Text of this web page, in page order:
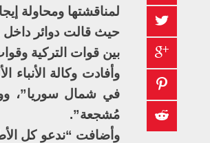
لمناقشتها ومحاولة
حيث قالت دوائر داخل
بين قوات التركية
وأفادت وكالة الأنباء
في شمال سوريا”،
مُشجعة”.
وأضافت “ندعو كل